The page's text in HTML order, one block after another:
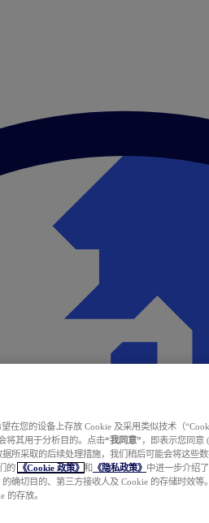
在您的设备上存放 Cookie 及采用类似技术（
将其用于分析目的。点击“我同意” ，即表示您同意
所采取的后续处理措施，我们稍后可能会将这些
的
《Cookie 政策》 和 《隐私政策》 中进一步介绍
确切目的、第三方接收人及 Cookie 的存储时效
的存放。